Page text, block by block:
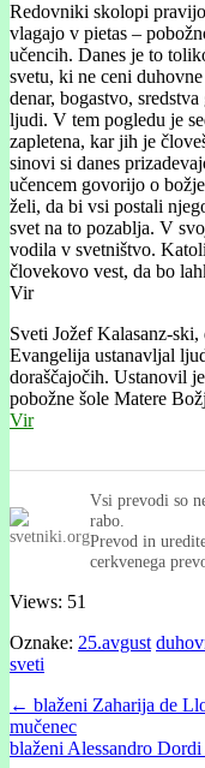
Redovniki skolopi
vlagajo v pietas –
učencih. Danes je to
svetu, ki ne ceni
denar, bogastvo,
ljudi. V tem pogledu je
zapletena, kar jih je
sinovi si danes
učencem govorijo o
želi, da bi vsi postali
svet na to pozablja. V
vodila v svetništvo.
človekovo vest, da bo
Vir
Sveti Jožef Kalasanz-
Evangelija ustanavljal
doraščajočih. Ustanovil
pobožne šole Matere
Vir
Vsi prevodi so
rabo.
Prevod in
cerkvenega
Views: 51
Oznake: 25.avgust
sveti
Post
navigation
← blaženi Zaharija de
mučenec
blaženi Alessandro